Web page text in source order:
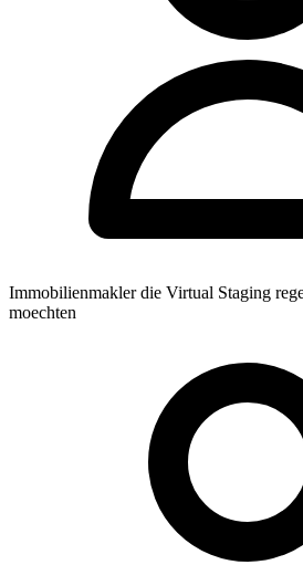
Immobilienmakler die Virtual Staging
moechten